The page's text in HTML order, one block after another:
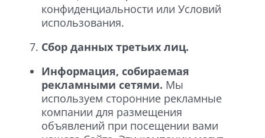
конфиденциальности или Условий
использования.
Сбор данных третьих лиц.
Информация, собираемая
рекламными сетями. Мы
используем сторонние рекламные
компании для размещения
объявлений при посещении вами